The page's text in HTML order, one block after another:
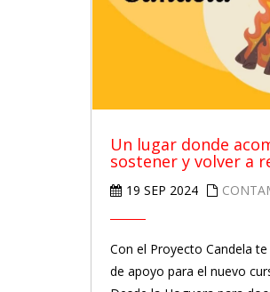
Un lugar donde
sostener y volver a
19 SEP 2024
Con el Proyecto Candela
de apoyo para el nuevo